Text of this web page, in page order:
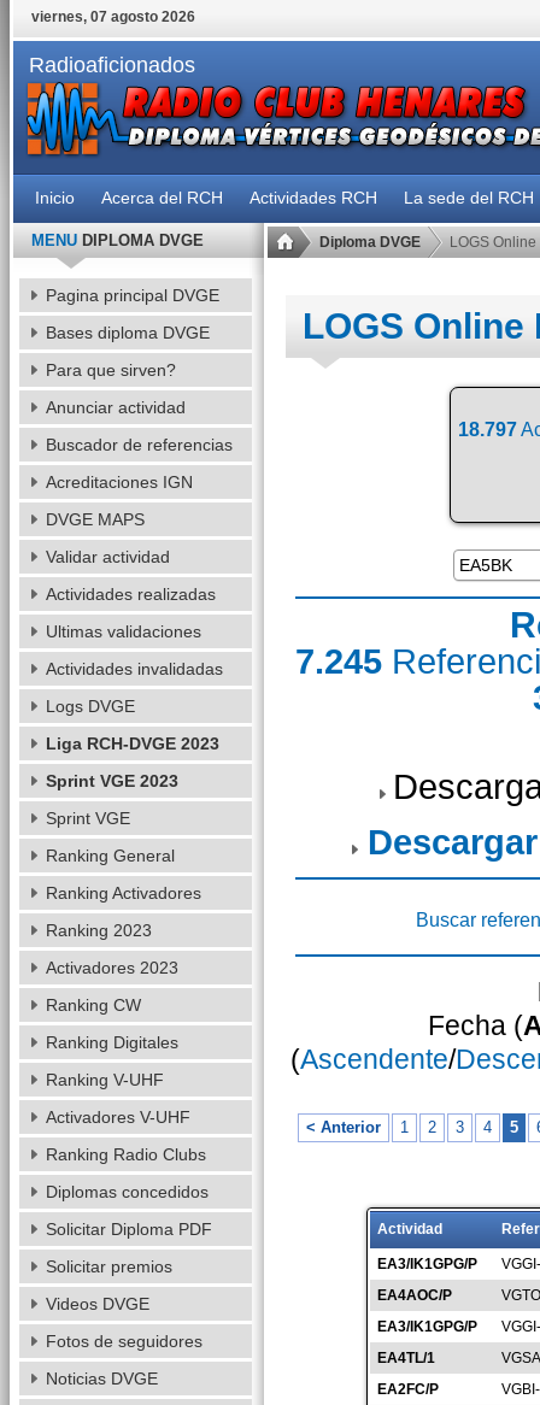
viernes, 07 agosto 2026
Radioaficionados
Inicio Acerca del RCH Actividades RCH La sede del RCH
Diploma DVGE LOGS Online
LOGS Online
18.797
7.245
Buscar
Fecha (
(Ascendente/
< Anterior 1 2 3 4 5
Actividad
EA3/IK1GPG/P
EA4AOC/P
EA3/IK1GPG/P
EA4TL/1
EA2FC/P
MENUDIPLOMA DVGE
Pagina principal DVGE
Bases diploma DVGE
Para que sirven?
Anunciar actividad
Buscador de referencias
Acreditaciones IGN
DVGE MAPS
Validar actividad
Actividades realizadas
Ultimas validaciones
Actividades invalidadas
Logs DVGE
Liga RCH-DVGE 2023
Sprint VGE 2023
Sprint VGE
Ranking General
Ranking Activadores
Ranking 2023
Activadores 2023
Ranking CW
Ranking Digitales
Ranking V-UHF
Activadores V-UHF
Ranking Radio Clubs
Diplomas concedidos
Solicitar Diploma PDF
Solicitar premios
Videos DVGE
Fotos de seguidores
Noticias DVGE